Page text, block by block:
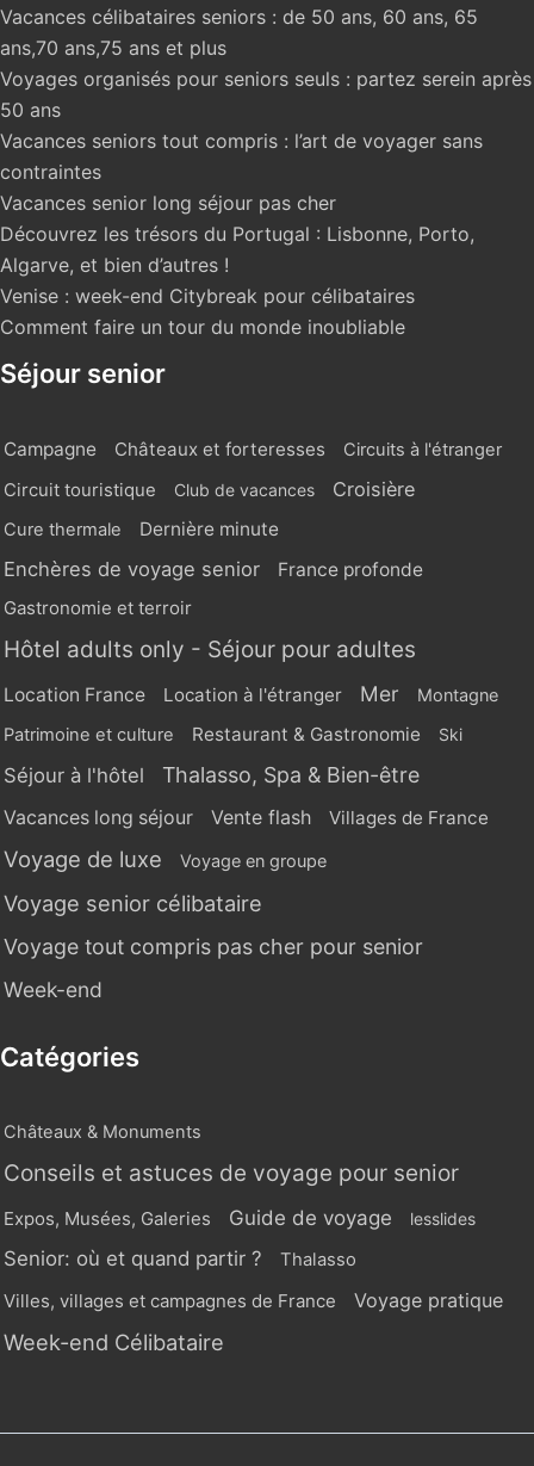
Vacances célibataires seniors : de 50 ans, 60 ans, 65
ans,70 ans,75 ans et plus
Voyages organisés pour seniors seuls : partez serein après
50 ans
Vacances seniors tout compris : l’art de voyager sans
contraintes
Vacances senior long séjour pas cher
Découvrez les trésors du Portugal : Lisbonne, Porto,
Algarve, et bien d’autres !
Venise : week-end Citybreak pour célibataires
Comment faire un tour du monde inoubliable
Séjour senior
Campagne Châteaux et forteresses
Circuits à l'étranger
Circuit touristique
Club de vacances Croisière
Cure thermale Dernière minute
Enchères de voyage senior
France profonde
Gastronomie et terroir
Hôtel adults only - Séjour pour adultes
Location France Location à l'étranger Mer Montagne
Patrimoine et culture Restaurant & Gastronomie Ski
Séjour à l'hôtel Thalasso, Spa & Bien-être
Vacances long séjour Vente flash Villages de France
Voyage de luxe Voyage en groupe
Voyage senior célibataire
Voyage tout compris pas cher pour senior
Week-end
Catégories
Châteaux & Monuments
Conseils et astuces de voyage pour senior
Expos, Musées, Galeries Guide de voyage lesslides
Senior: où et quand partir ? Thalasso
Villes, villages et campagnes de France Voyage pratique
Week-end Célibataire